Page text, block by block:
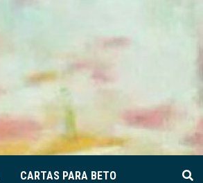
CARTAS PARA BETO